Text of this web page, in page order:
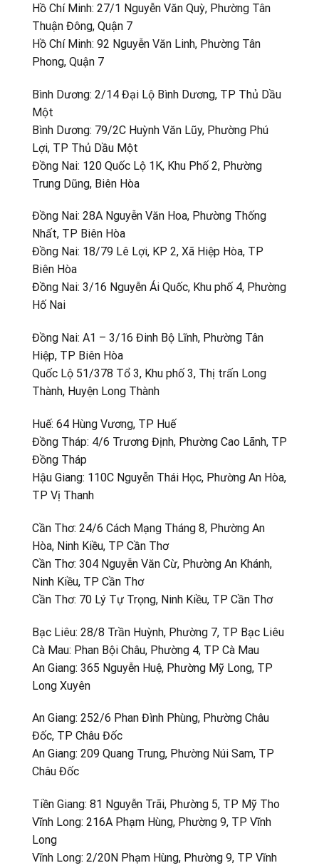
Hồ Chí Minh: 27/1 Nguyễn Văn Quỳ, Phường Tân
Thuận Đông, Quận 7
Hồ Chí Minh: 92 Nguyễn Văn Linh, Phường Tân
Phong, Quận 7
Bình Dương: 2/14 Đại Lộ Bình Dương, TP Thủ Dầu
Một
Bình Dương: 79/2C Huỳnh Văn Lũy, Phường Phú
Lợi, TP Thủ Dầu Một
Đồng Nai: 120 Quốc Lộ 1K, Khu Phố 2, Phường
Trung Dũng, Biên Hòa
Đồng Nai: 28A Nguyễn Văn Hoa, Phường Thống
Nhất, TP Biên Hòa
Đồng Nai: 18/79 Lê Lợi, KP 2, Xã Hiệp Hòa, TP
Biên Hòa
Đồng Nai: 3/16 Nguyễn Ái Quốc, Khu phố 4, Phường
Hố Nai
Đồng Nai: A1 – 3/16 Đinh Bộ Lĩnh, Phường Tân
Hiệp, TP Biên Hòa
Quốc Lộ 51/378 Tổ 3, Khu phố 3, Thị trấn Long
Thành, Huyện Long Thành
Huế: 64 Hùng Vương, TP Huế
Đồng Tháp: 4/6 Trương Định, Phường Cao Lãnh, TP
Đồng Tháp
Hậu Giang: 110C Nguyễn Thái Học, Phường An Hòa,
TP Vị Thanh
Cần Thơ: 24/6 Cách Mạng Tháng 8, Phường An
Hòa, Ninh Kiều, TP Cần Thơ
Cần Thơ: 304 Nguyễn Văn Cừ, Phường An Khánh,
Ninh Kiều, TP Cần Thơ
Cần Thơ: 70 Lý Tự Trọng, Ninh Kiều, TP Cần Thơ
Bạc Liêu: 28/8 Trần Huỳnh, Phường 7, TP Bạc Liêu
Cà Mau: Phan Bội Châu, Phường 4, TP Cà Mau
An Giang: 365 Nguyễn Huệ, Phường Mỹ Long, TP
Long Xuyên
An Giang: 252/6 Phan Đình Phùng, Phường Châu
Đốc, TP Châu Đốc
An Giang: 209 Quang Trung, Phường Núi Sam, TP
Châu Đốc
Tiền Giang: 81 Nguyễn Trãi, Phường 5, TP Mỹ Tho
Vĩnh Long: 216A Phạm Hùng, Phường 9, TP Vĩnh
Long
Vĩnh Long: 2/20N Phạm Hùng, Phường 9, TP Vĩnh